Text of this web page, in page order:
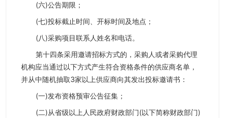
(六)公告期限；
(七)投标截止时间、开标时间及地点；
(八)采购项目联系人姓名和电话。
第十四条采用邀请招标方式的，采购人或者采购代理
机构应当通过以下方式产生符合资格条件的供应商名单，
并从中随机抽取3家以上供应商向其发出投标邀请书：
(一)发布资格预审公告征集；
(二)从省级以上人民政府财政部门(以下简称财政部门)